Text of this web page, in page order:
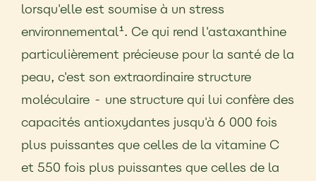
lorsqu'elle est soumise à un stress
environnemental¹. Ce qui rend l'astaxanthine
particulièrement précieuse pour la santé de la
peau, c'est son extraordinaire structure
moléculaire - une structure qui lui confère des
capacités antioxydantes jusqu'à 6 000 fois
plus puissantes que celles de la vitamine C
et 550 fois plus puissantes que celles de la